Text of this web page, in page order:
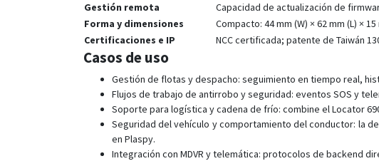
Gestión remota
Capacidad de actualización de
Forma y dimensiones
Compacto: 44 mm (W) × 62 mm (L) ×
Certificaciones e IP
NCC certificada; patente de Taiwán
Casos de uso
Gestión de flotas y despacho: seguimiento en tiempo real,
Flujos de trabajo de antirrobo y seguridad: eventos SOS y
Soporte para logística y cadena de frío: combine el Locator
Seguridad del vehículo y comportamiento del conductor: la
en Plaspy.
Integración con MDVR y telemática: protocolos de backend